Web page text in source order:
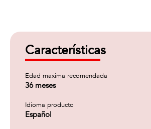
Características
Edad maxima recomendada
36 meses
Idioma producto
Español